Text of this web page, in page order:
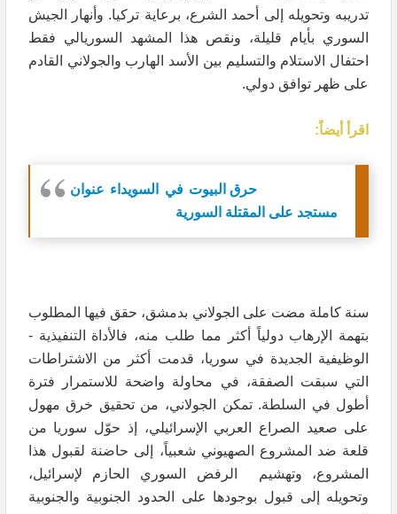
تدريبه وتحويله إلى أحمد الشرع، برعاية تركيا. وأنهار الجيش
السوري بأيام قليلة، ونقص هذا المشهد السوريالي فقط
احتفال الاستلام والتسليم بين الأسد الهارب والجولاني القادم
على ظهر توافق دولي.
اقرأ أيضاً:
حرق البيوت في السويداء عنوان
مستجد على المقتلة السورية
سنة كاملة مضت على الجولاني بدمشق، حقق فيها المطلوب
بتهمة الإرهاب دولياً أكثر مما طلب منه، فالأداة التنفيذية -
الوظيفية الجديدة في سوريا، قدمت أكثر من الاشتراطات
التي سبقت الصفقة، في محاولة واضحة للاستمرار فترة
أطول في السلطة. تمكن الجولاني، من تحقيق خرق مهول
على صعيد الصراع العربي الإسرائيلي، إذ حوّل سوريا من
قلعة ضد المشروع الصهيوني شعبياً، إلى حاضنة لقبول هذا
المشروع، وتهشيم الرفض السوري الحازم لإسرائيل،
وتحويله إلى قبول بوجودها على الحدود الجنوبية والجنوبية